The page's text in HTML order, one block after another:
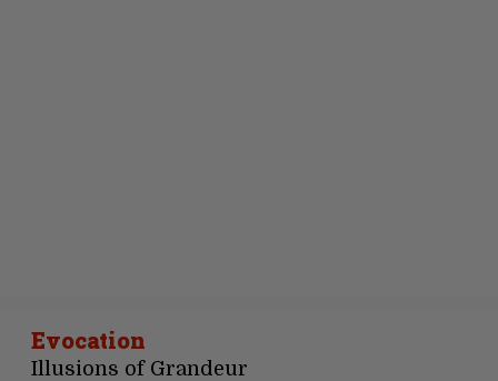
Evocation
Illusions of Grandeur